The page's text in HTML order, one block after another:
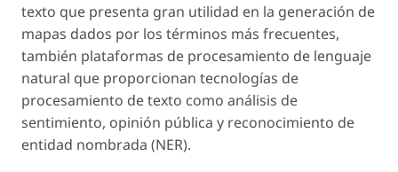
texto que presenta gran utilidad en la generación de
mapas dados por los términos más frecuentes,
también plataformas de procesamiento de lenguaje
natural que proporcionan tecnologías de
procesamiento de texto como análisis de
sentimiento, opinión pública y reconocimiento de
entidad nombrada (NER).